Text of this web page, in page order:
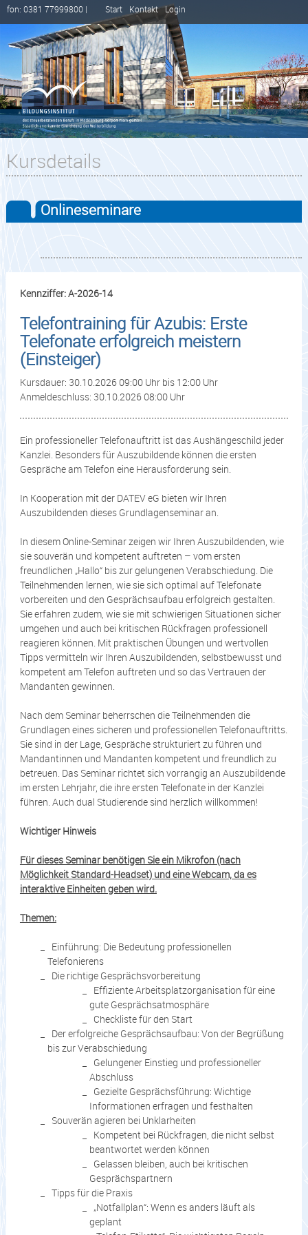
fon: 0381 77999800 | Start Kontakt Login
Kursdetails
Onlineseminare
Kennziffer: A-2026-14
Telefontraining für Azubis: Erste
Telefonate erfolgreich meistern
(Einsteiger)
Kursdauer: 30.10.2026 09:00 Uhr bis 12:00 Uhr
Anmeldeschluss: 30.10.2026 08:00 Uhr
Ein professioneller Telefonauftritt ist das Aushängeschild jeder
Kanzlei. Besonders für Auszubildende können die ersten
Gespräche am Telefon eine Herausforderung sein.
In Kooperation mit der DATEV eG bieten wir Ihren
Auszubildenden dieses Grundlagenseminar an.
In diesem Online-Seminar zeigen wir Ihren Auszubildenden, wie
sie souverän und kompetent auftreten – vom ersten
freundlichen „Hallo“ bis zur gelungenen Verabschiedung. Die
Teilnehmenden lernen, wie sie sich optimal auf Telefonate
vorbereiten und den Gesprächsaufbau erfolgreich gestalten.
Sie erfahren zudem, wie sie mit schwierigen Situationen sicher
umgehen und auch bei kritischen Rückfragen professionell
reagieren können. Mit praktischen Übungen und wertvollen
Tipps vermitteln wir Ihren Auszubildenden, selbstbewusst und
kompetent am Telefon auftreten und so das Vertrauen der
Mandanten gewinnen.
Nach dem Seminar beherrschen die Teilnehmenden die
Grundlagen eines sicheren und professionellen Telefonauftritts.
Sie sind in der Lage, Gespräche strukturiert zu führen und
Mandantinnen und Mandanten kompetent und freundlich zu
betreuen. Das Seminar richtet sich vorrangig an Auszubildende
im ersten Lehrjahr, die ihre ersten Telefonate in der Kanzlei
führen. Auch dual Studierende sind herzlich willkommen!
Wichtiger Hinweis
Für dieses Seminar benötigen Sie ein Mikrofon (nach
Möglichkeit Standard-Headset) und eine Webcam, da es
interaktive Einheiten geben wird.
Themen:
Einführung: Die Bedeutung professionellen
Telefonierens
Die richtige Gesprächsvorbereitung
Effiziente Arbeitsplatzorganisation für eine
gute Gesprächsatmosphäre
Checkliste für den Start
Der erfolgreiche Gesprächsaufbau: Von der Begrüßung
bis zur Verabschiedung
Gelungener Einstieg und professioneller
Abschluss
Gezielte Gesprächsführung: Wichtige
Informationen erfragen und festhalten
Souverän agieren bei Unklarheiten
Kompetent bei Rückfragen, die nicht selbst
beantwortet werden können
Gelassen bleiben, auch bei kritischen
Gesprächspartnern
Tipps für die Praxis
„Notfallplan“: Wenn es anders läuft als
geplant